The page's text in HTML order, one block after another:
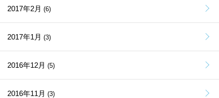
2017年2月 (6)
2017年1月 (3)
2016年12月 (5)
2016年11月 (3)